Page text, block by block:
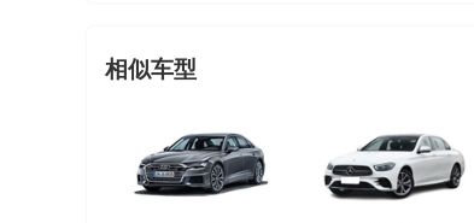
相似车型